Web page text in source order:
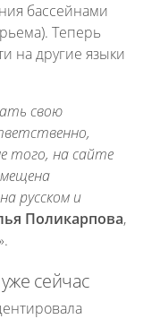
бассейнами
Теперь
на другие языки
свою
того, на сайте
русском и
Поликарпова,
.
сейчас